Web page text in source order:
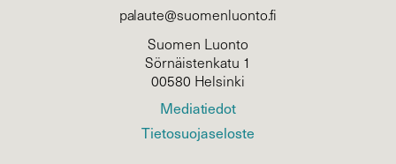
palaute@suomenluonto.fi
Suomen Luonto
Sörnäistenkatu 1
00580 Helsinki
Mediatiedot
Tietosuojaseloste